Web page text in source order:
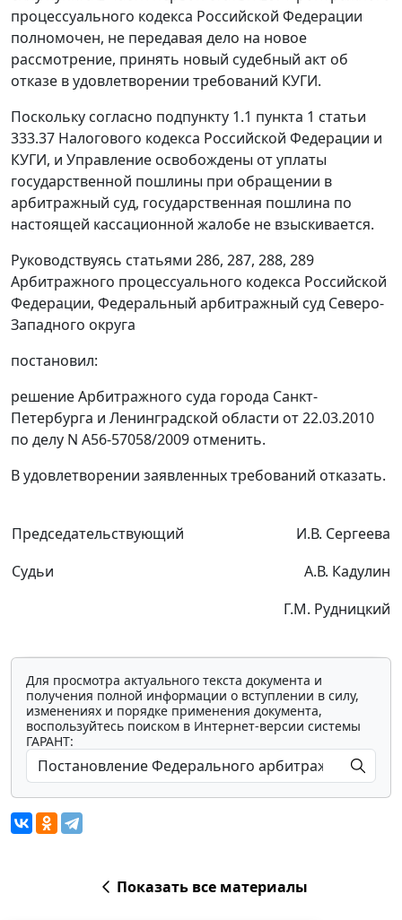
процессуального кодекса Российской Федерации
полномочен, не передавая дело на новое
рассмотрение, принять новый судебный акт об
отказе в удовлетворении требований КУГИ.
Поскольку согласно подпункту 1.1 пункта 1 статьи
333.37 Налогового кодекса Российской Федерации и
КУГИ, и Управление освобождены от уплаты
государственной пошлины при обращении в
арбитражный суд, государственная пошлина по
настоящей кассационной жалобе не взыскивается.
Руководствуясь статьями 286, 287, 288, 289
Арбитражного процессуального кодекса Российской
Федерации, Федеральный арбитражный суд Северо-
Западного округа
постановил:
решение Арбитражного суда города Санкт-
Петербурга и Ленинградской области от 22.03.2010
по делу N А56-57058/2009 отменить.
В удовлетворении заявленных требований отказать.
Председательствующий
И.В. Сергеева
Судьи
А.В. Кадулин
Г.М. Рудницкий
Для просмотра актуального текста документа и
получения полной информации о вступлении в силу,
изменениях и порядке применения документа,
воспользуйтесь поиском в Интернет-версии системы
ГАРАНТ:
Показать все материалы